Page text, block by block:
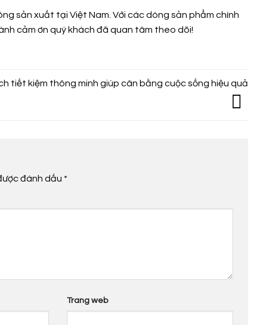
sản xuất tại Việt Nam. Với các dòng sản phẩm chính
cảm ơn quý khách đã quan tâm theo dõi!
tiết kiệm thông minh giúp cân bằng cuộc sống hiệu quả
đánh dấu *
Trang web